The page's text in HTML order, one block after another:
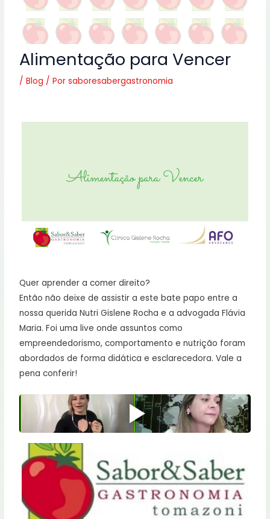
Alimentação para Vencer
/Blog / Porsaboresabergastronomia
Quer aprender a comer direito?
Então não deixe de assistir a este bate papo entre a
nossa querida Nutri Gislene Rocha e a advogada Flávia
Maria. Foi uma live onde assuntos como
empreendedorismo, comportamento e nutrição foram
abordados de forma didática e esclarecedora. Vale a
pena conferir!